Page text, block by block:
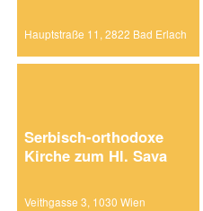
Hauptstraße 11, 2822 Bad Erlach
Serbisch-orthodoxe
Kirche zum Hl. Sava
Veithgasse 3, 1030 Wien